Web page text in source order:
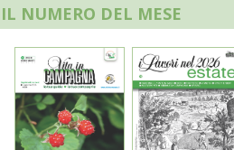
IL NUMERO DEL MESE